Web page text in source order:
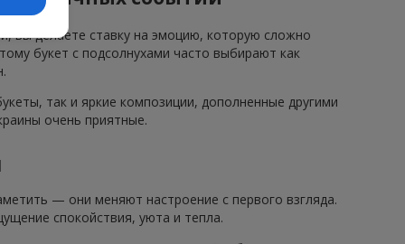
вы делаете ставку на эмоцию, которую сложно
букет с подсолнухами часто выбирают как
так и яркие композиции, дополненные другими
очень приятные.
— они меняют настроение с первого взгляда.
спокойствия, уюта и тепла.